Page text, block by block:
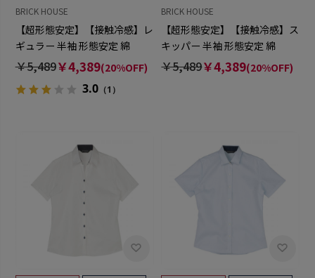
BRICK HOUSE
【超形態安定】【接触冷感】レ
ギュラー 半袖 形態安定 綿
100% レディースシャツ
￥5,489￥4,389(20%OFF)
3.0（1）
BRICK HOUSE
【超形態安定】【接触冷感】ス
キッパー 半袖 形態安定 綿
100% レディースシャツ
￥5,489￥4,389(20%OFF)